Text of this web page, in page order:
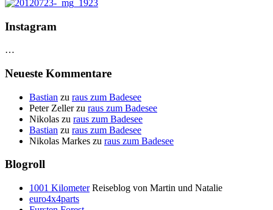
Instagram
…
Neueste Kommentare
Bastian zu raus zum Badesee
Peter Zellerzu raus zum Badesee
Nikolas zu raus zum Badesee
Bastian zu raus zum Badesee
Nikolas Markes zu raus zum Badesee
Blogroll
1001 KilometerReiseblog von Martin und Natalie
euro4x4parts